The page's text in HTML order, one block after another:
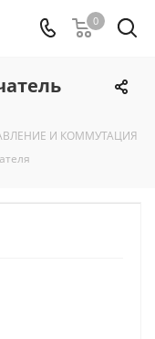
0
И КОММУТАЦИЯ